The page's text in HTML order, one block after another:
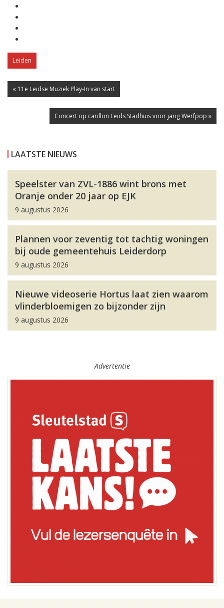
Leiden
« 11e Leidse Muziek Play-In van start
Concert op carillon Leids Stadhuis voor jarig Werfpop »
LAATSTE NIEUWS
Speelster van ZVL-1886 wint brons met
Oranje onder 20 jaar op EJK
9 augustus 2026
Plannen voor zeventig tot tachtig woningen
bij oude gemeentehuis Leiderdorp
9 augustus 2026
Nieuwe videoserie Hortus laat zien waarom
vlinderbloemigen zo bijzonder zijn
9 augustus 2026
Advertentie